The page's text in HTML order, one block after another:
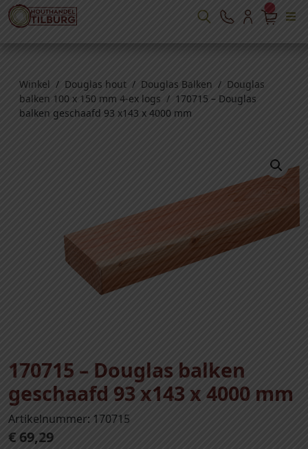
Winkel / Douglas hout / Douglas Balken / Douglas
balken 100 x 150 mm 4-ex logs / 170715 – Douglas
balken geschaafd 93 x143 x 4000 mm
170715 – Douglas balken
geschaafd 93 x143 x 4000 mm
Artikelnummer: 170715
€ 69,29